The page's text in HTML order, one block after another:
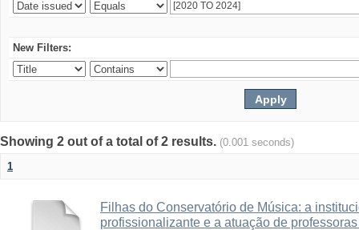
New Filters:
Showing 2 out of a total of 2 results. (0.001 seconds)
1
Filhas do Conservatório de Música: a
profissionalizante e a atuação de